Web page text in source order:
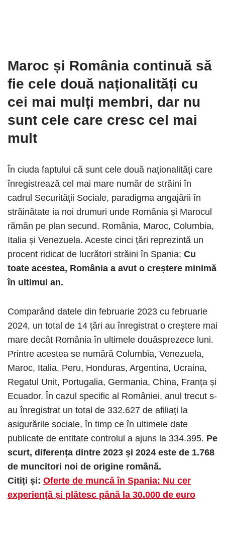
Maroc și România continuă să
fie cele două naționalități cu
cei mai mulți membri, dar nu
sunt cele care cresc cel mai
mult
În ciuda faptului că sunt cele două naționalități care
înregistrează cel mai mare număr de străini în
cadrul Securității Sociale, paradigma angajării în
străinătate ia noi drumuri unde România și Marocul
rămân pe plan secund. România, Maroc, Columbia,
Italia și Venezuela. Aceste cinci țări reprezintă un
procent ridicat de lucrători străini în Spania; Cu
toate acestea, România a avut o creștere minimă
în ultimul an.
Comparând datele din februarie 2023 cu februarie
2024, un total de 14 țări au înregistrat o creștere mai
mare decât România în ultimele douăsprezece luni.
Printre acestea se numără Columbia, Venezuela,
Maroc, Italia, Peru, Honduras, Argentina, Ucraina,
Regatul Unit, Portugalia, Germania, China, Franța și
Ecuador. În cazul specific al României, anul trecut s-
au înregistrat un total de 332.627 de afiliați la
asigurările sociale, în timp ce în ultimele date
publicate de entitate controlul a ajuns la 334.395. Pe
scurt, diferența dintre 2023 și 2024 este de 1.768
de muncitori noi de origine română.
Citiți și: Oferte de muncă în Spania: Nu cer
experiență și plătesc până la 30.000 de euro